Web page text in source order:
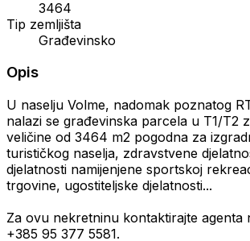
3464
Tip zemljišta
Građevinsko
Opis
U naselju Volme, nadomak poznatog
nalazi se građevinska parcela u T1/T2
veličine od 3464 m2 pogodna za
turističkog naselja, zdravstvene
djelatnosti namijenjene sportskoj
trgovine, ugostiteljske djelatnosti...
Za ovu nekretninu kontaktirajte agenta
+385 95 377 5581.